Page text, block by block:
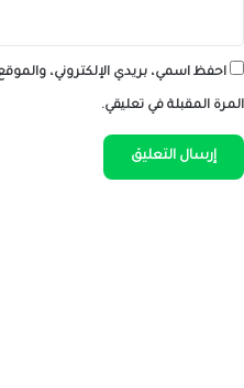
احفظ اسمي، بريدي الإلكتروني،
المرة المقبلة في تعليقي.